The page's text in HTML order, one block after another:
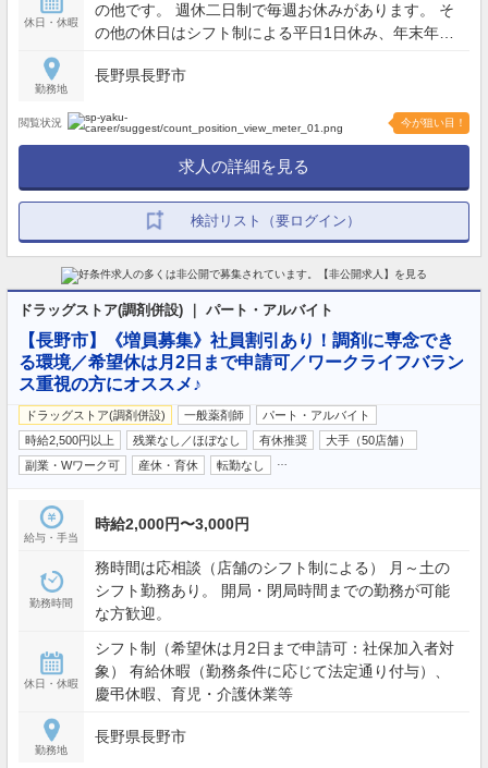
休日・休暇
の他です。 週休二日制で毎週お休みがあります。 そ
の他の休日はシフト制による平日1日休み、年末年始
す。
勤務地
長野県長野市
閲覧状況 今が狙い目！
求人の詳細を見る
検討リスト（要ログイン）
ドラッグストア(調剤併設) ｜ パート・アルバイト
【長野市】《増員募集》社員割引あり！調剤に専念でき
る環境／希望休は月2日まで申請可／ワークライフバラン
ス重視の方にオススメ♪
ドラッグストア(調剤併設) 一般薬剤師
パート・アルバイト
時給2,500円以上
残業なし／ほぼなし 有休推奨
大手（50店舗）
副業・Wワーク可
産休・育休 転勤なし
給与・手当
時給2,000円〜3,000円
勤務時間
務時間は応相談（店舗のシフト制による） 月～土の
シフト勤務あり。 開局・閉局時間までの勤務が可能
な方歓迎。
休日・休暇
シフト制（希望休は月2日まで申請可：社保加入者対
象） 有給休暇（勤務条件に応じて法定通り付与）、
慶弔休暇、育児・介護休業等
勤務地
長野県長野市